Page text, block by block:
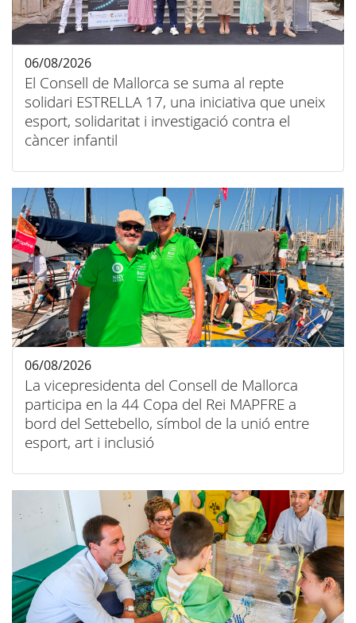
El Consell de Mallorca se suma al repte
solidari ESTRELLA 17, una iniciativa que uneix
esport, solidaritat i investigació contra el
càncer infantil
06/08/2026
La vicepresidenta del Consell de Mallorca
participa en la 44 Copa del Rei MAPFRE a
bord del Settebello, símbol de la unió entre
esport, art i inclusió
06/08/2026